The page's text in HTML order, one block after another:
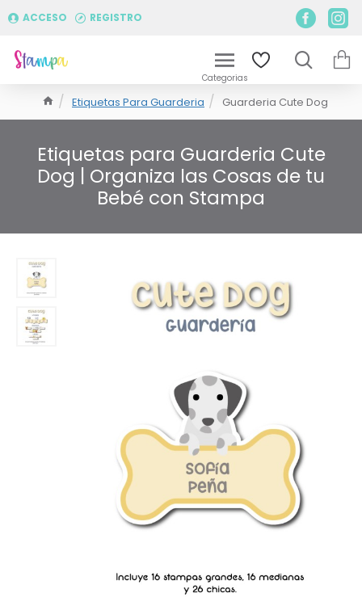
ACCESO REGISTRO
Etiquetas Para Guarderia Guarderia Cute Dog
Etiquetas para Guarderia Cute
Dog | Organiza las Cosas de tu
Bebé con Stampa